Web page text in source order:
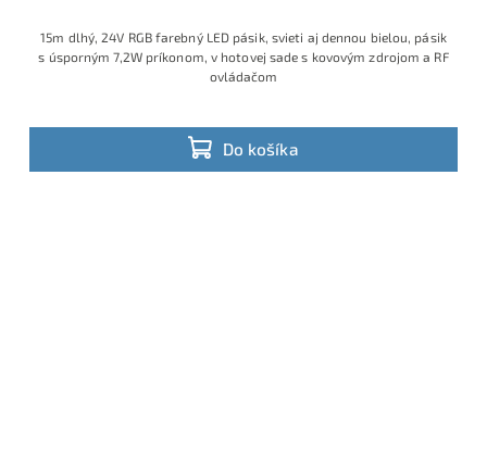
Do košíka
15m dlhý, 24V RGB farebný LED pásik, svieti aj dennou bielou, pásik
s úsporným 7,2W príkonom, v hotovej sade s kovovým zdrojom a RF
ovládačom